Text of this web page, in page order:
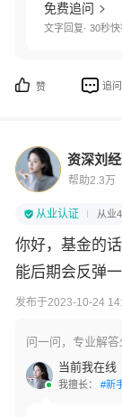
免费追问
文字回复· 30秒快
赞 追问
资深刘
帮助2.3万
从业认证 从业
你好，基金的
能后期会反弹
发布于2023-10-24
问一问，专业解
当前我在线
我擅长： #新